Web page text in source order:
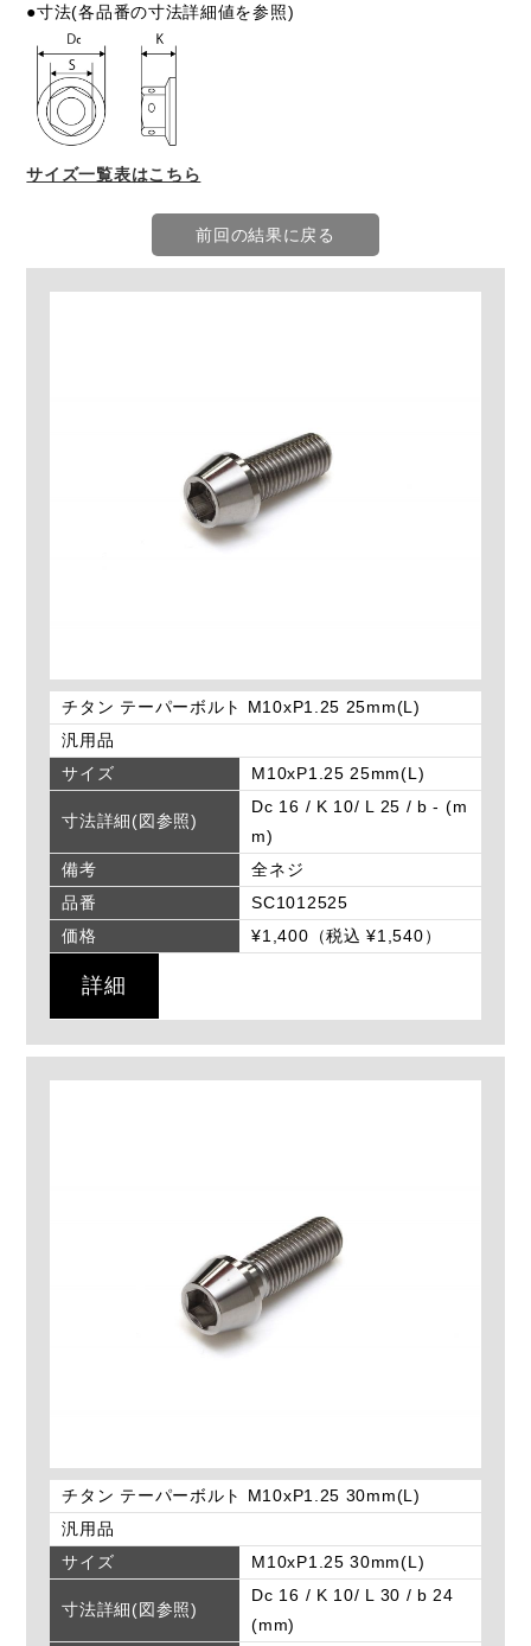
●寸法(各品番の寸法詳細値を参照)
サイズ一覧表はこちら
前回の結果に戻る
チタン テーパーボルト M10xP1.25 25mm(L)
汎用品
サイズ
M10xP1.25 25mm(L)
寸法詳細(図参照)
Dc 16 / K 10/ L 25 / b - (m
m)
備考
全ネジ
品番
SC1012525
価格
¥1,400（税込 ¥1,540）
詳細
チタン テーパーボルト M10xP1.25 30mm(L)
汎用品
サイズ
M10xP1.25 30mm(L)
寸法詳細(図参照)
Dc 16 / K 10/ L 30 / b 24
(mm)